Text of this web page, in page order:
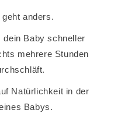
anders.
Baby schneller
mehrere Stunden
Natürlichkeit in der
Babys.